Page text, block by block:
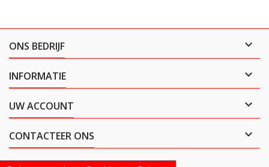
ONS BEDRIJF 
INFORMATIE 
UW ACCOUNT 
CONTACTEER ONS 